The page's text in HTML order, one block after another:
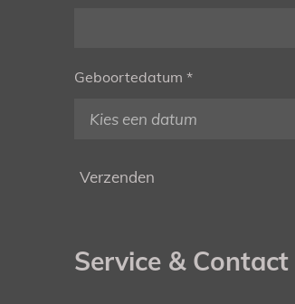
Geboortedatum *
Verzenden
Service & Contact